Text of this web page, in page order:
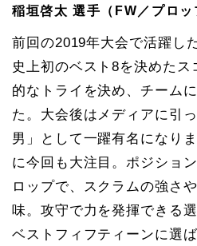
稲垣啓太 選手（FW／プロッ
前回の2019年大会で活躍し
史上初のベスト8を決めたス
的なトライを決め、チーム
た。大会後はメディアに引
男」として一躍有名になり
に今回も大注目。ポジショ
ロップで、スクラムの強さ
味。攻守で力を発揮できる
ベストフィフティーンに選